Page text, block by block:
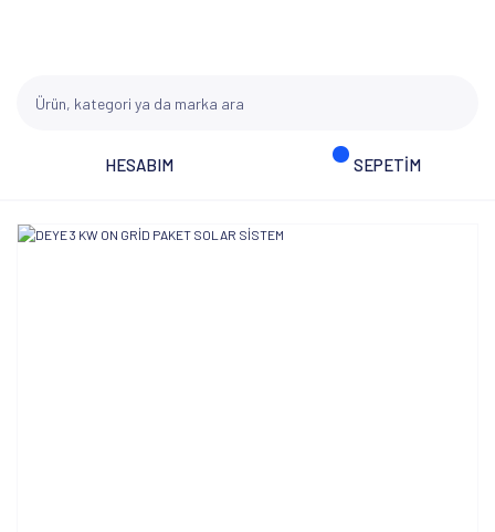
HESABIM SEPETİM